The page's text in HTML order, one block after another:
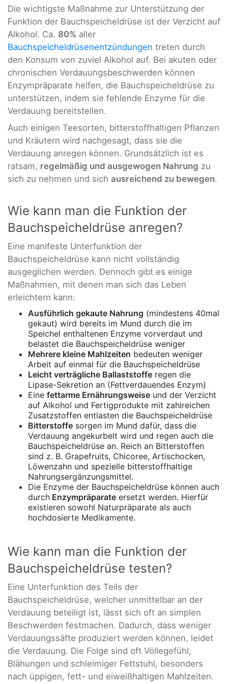
Die wichtigste Maßnahme zur Unterstützung der
Funktion der Bauchspeicheldrüse ist der Verzicht auf
Alkohol. Ca. 80% aller
Bauchspeicheldrüsenentzündungen treten durch
den Konsum von zuviel Alkohol auf. Bei akuten oder
chronischen Verdauungsbeschwerden können
Enzympräparate helfen, die Bauchspeicheldrüse zu
unterstützen, indem sie fehlende Enzyme für die
Verdauung bereitstellen.
Auch einigen Teesorten, bitterstoffhaltigen Pflanzen
und Kräutern wird nachgesagt, dass sie die
Verdauung anregen können. Grundsätzlich ist es
ratsam, regelmäßig und ausgewogen Nahrung zu
sich zu nehmen und sich ausreichend zu bewegen.
Wie kann man die Funktion der
Bauchspeicheldrüse anregen?
Eine manifeste Unterfunktion der
Bauchspeicheldrüse kann nicht vollständig
ausgeglichen werden. Dennoch gibt es einige
Maßnahmen, mit denen man sich das Leben
erleichtern kann:
Ausführlich gekaute Nahrung (mindestens 40mal
gekaut) wird bereits im Mund durch die im
Speichel enthaltenen Enzyme vorverdaut und
belastet die Bauchspeicheldrüse weniger
Mehrere kleine Mahlzeiten bedeuten weniger
Arbeit auf einmal für die Bauchspeicheldrüse
Leicht verträgliche Ballaststoffe regen die
Lipase-Sekretion an (Fettverdauendes Enzym)
Eine fettarme Ernährungsweise und der Verzicht
auf Alkohol und Fertigprodukte mit zahlreichen
Zusatzstoffen entlasten die Bauchspeicheldrüse
Bitterstoffe sorgen im Mund dafür, dass die
Verdauung angekurbelt wird und regen auch die
Bauchspeicheldrüse an. Reich an Bitterstoffen
sind z. B. Grapefruits, Chicoree, Artischocken,
Löwenzahn und spezielle bitterstoffhaltige
Nahrungsergänzungsmittel.
Die Enzyme der Bauchspeicheldrüse können auch
durch Enzympräparate ersetzt werden. Hierfür
existieren sowohl Naturpräparate als auch
hochdosierte Medikamente.
Wie kann man die Funktion der
Bauchspeicheldrüse testen?
Eine Unterfunktion des Teils der
Bauchspeicheldrüse, welcher unmittelbar an der
Verdauung beteiligt ist, lässt sich oft an simplen
Beschwerden festmachen. Dadurch, dass weniger
Verdauungssäfte produziert werden können, leidet
die Verdauung. Die Folge sind oft Völlegefühl,
Blähungen und schleimiger Fettstuhl, besonders
nach üppigen, fett- und eiweißhaltigen Mahlzeiten.